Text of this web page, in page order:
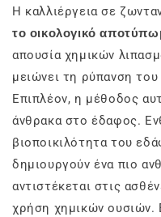
Η καλλιέργεια σε
το οικολογικό
απουσία χημικών
μειώνει τη ρύπανση
Επιπλέον, η μέθοδος
άνθρακα στο έδαφος.
βιοποικιλότητα του
δημιουργούν ένα πιο
αντιστέκεται στις
χρήση χημικών ουσιών.